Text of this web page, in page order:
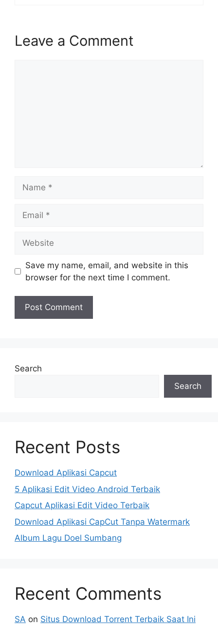
Leave a Comment
Save my name, email, and website in this
browser for the next time I comment.
Search
Search
Recent Posts
Download Aplikasi Capcut
5 Aplikasi Edit Video Android Terbaik
Capcut Aplikasi Edit Video Terbaik
Download Aplikasi CapCut Tanpa Watermark
Album Lagu Doel Sumbang
Recent Comments
SA on Situs Download Torrent Terbaik Saat Ini